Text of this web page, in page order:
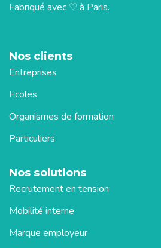
Fabriqué avec ♡ à Paris.
Nos clients
Entreprises
Ecoles
Organismes de formation
Particuliers
Nos solutions
Recrutement en tension
Mobilité interne
Marque employeur